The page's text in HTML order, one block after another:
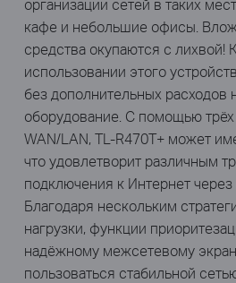
организации сетей в таких
кафе и небольшие офисы.
средства окупаются с лихвой!
использовании этого
без дополнительных расходов
оборудование. С помощью
WAN/LAN, TL-R470T+ может
что удовлетворит различным
подключения к Интернет через
Благодаря нескольким
нагрузки, функции
надёжному межсетевому
пользоваться стабильной